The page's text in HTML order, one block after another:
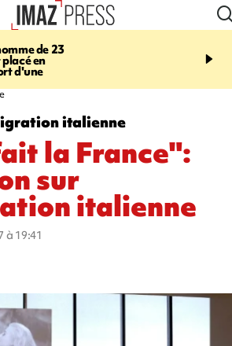
de 23
placé en
d'une
21:08
et Turquie scellent un
italienne
la France":
sur
italienne
à 19:41